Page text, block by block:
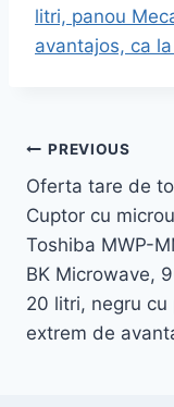
litri, panou
avantajos, ca
Post
PREVIOUS
Oferta tare de
Cuptor cu
Toshiba MWP-
BK Microwave,
20 litri, negru cu
extrem de